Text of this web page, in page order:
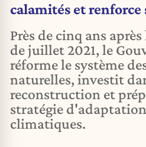
calamités et renforce
Près de cinq ans
de juillet 2021, le
réforme le système
naturelles, investit
reconstruction et
stratégie
climatiques.